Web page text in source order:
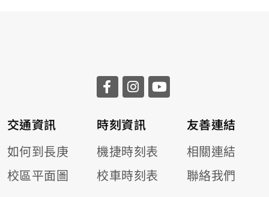
交通資訊
如何到長庚
校區平面圖
時刻資訊
機捷時刻表
校車時刻表
友善連結
相關連結
聯絡我們